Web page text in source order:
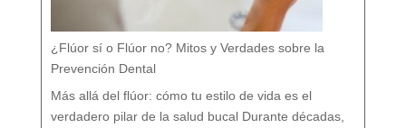
¿Flúor sí o Flúor no? Mitos y Verdades sobre la
Prevención Dental
Más allá del flúor: cómo tu estilo de vida es el
verdadero pilar de la salud bucal Durante décadas,